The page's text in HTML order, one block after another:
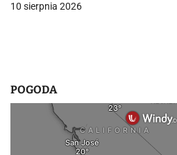
10 sierpnia 2026
POGODA